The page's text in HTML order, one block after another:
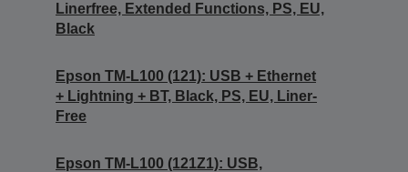
Linerfree, Extended Functions, PS, EU,
Black
Epson TM-L100 (121): USB + Ethernet
+ Lightning + BT, Black, PS, EU, Liner-
Free
Epson TM-L100 (121Z1): USB,